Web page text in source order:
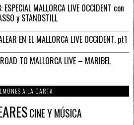
MALLORCA LIVE OCCIDENT con
y STANDSTILL
EN EL MALLORCA LIVE OCCIDENT. pt1
TO MALLORCA LIVE – MARIBEL
A LA CARTA
CINE Y MÚSICA